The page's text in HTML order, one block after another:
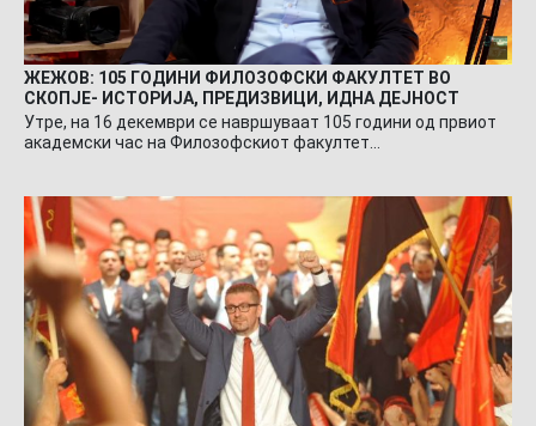
ЖЕЖОВ: 105 ГОДИНИ ФИЛОЗОФСКИ ФАКУЛТЕТ ВО
СКОПЈЕ- ИСТОРИЈА, ПРЕДИЗВИЦИ, ИДНА ДЕЈНОСТ
Утре, на 16 декември се навршуваат 105 години од првиот
академски час на Филозофскиот факултет…